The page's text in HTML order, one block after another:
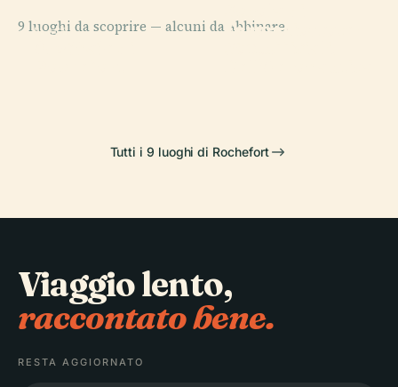
9 luoghi da scoprire — alcuni da abbinare.
PLACE
Trasportatore
PLACE
Formazione per
Tutti i 9 luoghi di Rochefort
Viaggio lento,
raccontato bene.
RESTA AGGIORNATO